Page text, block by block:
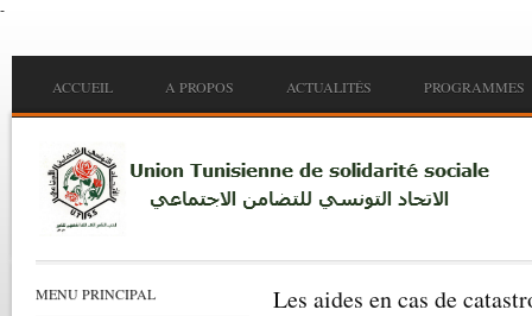
-
Main menu
ACCUEIL A PROPOS ACTUALITÉS PROGRAMMES
Les aides en cas de
MENU PRINCIPAL